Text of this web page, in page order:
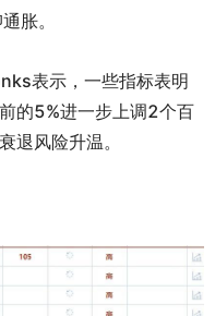
胀。
表示，一些指标表明
的5%进一步上调2个百
退风险升温。